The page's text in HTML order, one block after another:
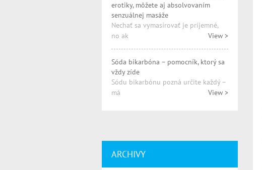
erotiky, môžete aj absolvovaním
senzuálnej masáže
Nechať sa vymasírovať je príjemné,
no ak
View >
Sóda bikarbóna – pomocník, ktorý sa
vždy zíde
Sódu bikarbónu pozná určite každý –
má
View >
ARCHIVY